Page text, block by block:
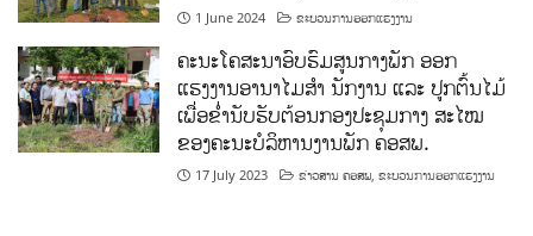
1 June 2024 ຂະບວນການອອກແຮງງານ
ຄະນະໂຄສະນາອົບຮົມສູນກາງພັກ ອອກ
ແຮງງານອານາໄມສໍາ ນັກງານ ແລະ ປູກຕົ້ນໄມ້
ເພື່ອຂໍ່ານັບຮັບຕ້ອນກອງປະຊຸມກາງ ສະໄໝ
ຂອງຄະນະບໍລິຫານງານພັກ ຄອສພ.
17 July 2023 ຂ່າວສານ ຄອສພ ,ຂະບວນການອອກແຮງງານ